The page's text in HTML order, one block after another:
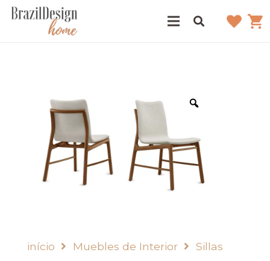
início Muebles de Interior Sillas